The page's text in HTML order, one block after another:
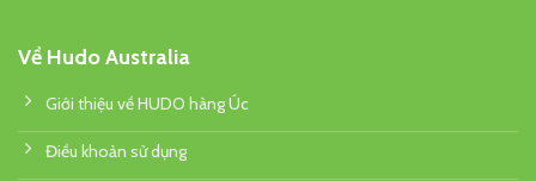
Về Hudo Australia
Giới thiệu về HUDO hàng Úc
Điều khoản sử dụng